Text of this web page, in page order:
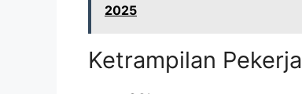
2025
Ketrampilan Pekerja